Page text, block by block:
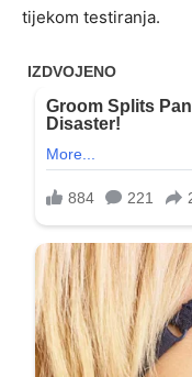
tijekom testiranja.